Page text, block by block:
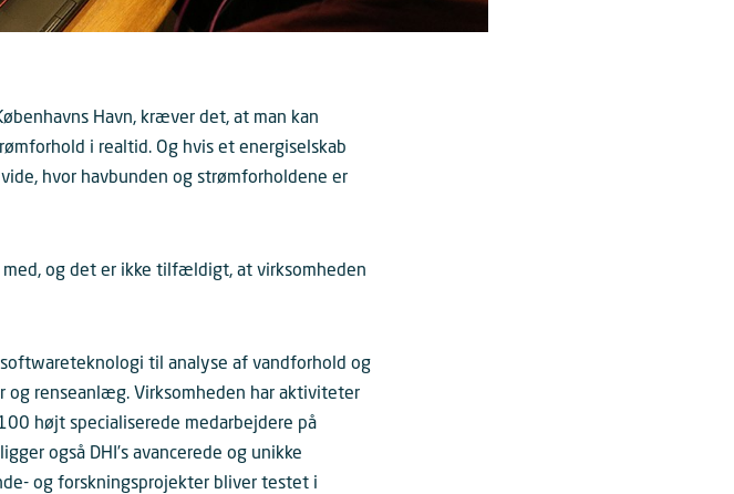
Havn, kræver det, at man kan
i realtid. Og hvis et energiselskab
hvor havbunden og strømforholdene er
med, og det er ikke tilfældigt, at virksomheden
til analyse af vandforhold og
og renseanlæg. Virksomheden har aktiviteter
højt specialiserede medarbejdere på
også DHI’s avancerede og unikke
og forskningsprojekter bliver testet i